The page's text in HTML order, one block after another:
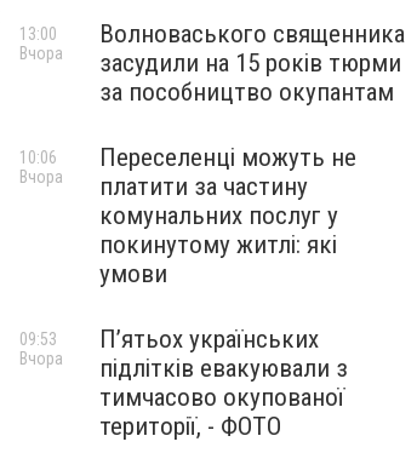
Волноваського священника
засудили на 15 років тюрми
за пособництво окупантам
13:00
Вчора
Переселенці можуть не
платити за частину
комунальних послуг у
покинутому житлі: які
умови
10:06
Вчора
П’ятьох українських
підлітків евакуювали з
тимчасово окупованої
території, - ФОТО
09:53
Вчора